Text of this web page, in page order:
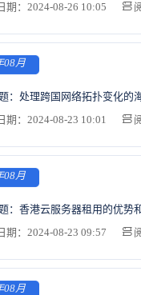
期：2024-08-26 10:05
08月
： 处理跨国网络拓扑变化的
期：2024-08-23 10:01
08月
： 香港云服务器租用的优势
期：2024-08-23 09:57
08月